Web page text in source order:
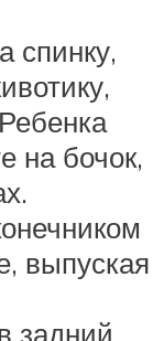
спинку,
на бочок,
выпуская
задний